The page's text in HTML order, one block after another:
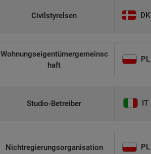
Civilstyrelsen DK
Wohnungseigentümergemeinsc
haft
PL
Studio-Betreiber IT
Nichtregierungsorganisation PL